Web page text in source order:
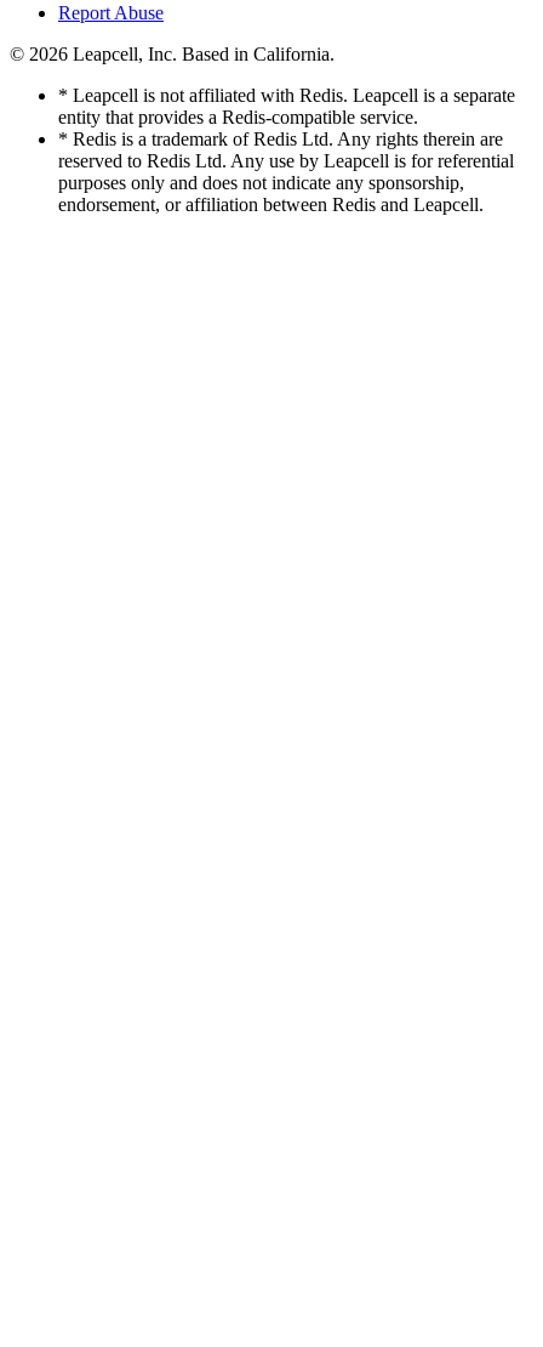
Report Abuse
© 2026 Leapcell, Inc. Based in California.
* Leapcell is not affiliated with Redis. Leapcell is a separate
entity that provides a Redis-compatible service.
* Redis is a trademark of Redis Ltd. Any rights therein are
reserved to Redis Ltd. Any use by Leapcell is for referential
purposes only and does not indicate any sponsorship,
endorsement, or affiliation between Redis and Leapcell.